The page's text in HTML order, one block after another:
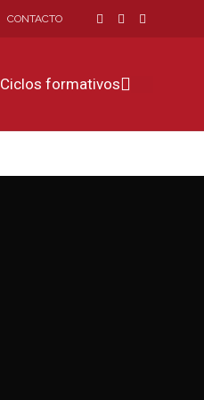
CONTACTO
Ciclos formativos